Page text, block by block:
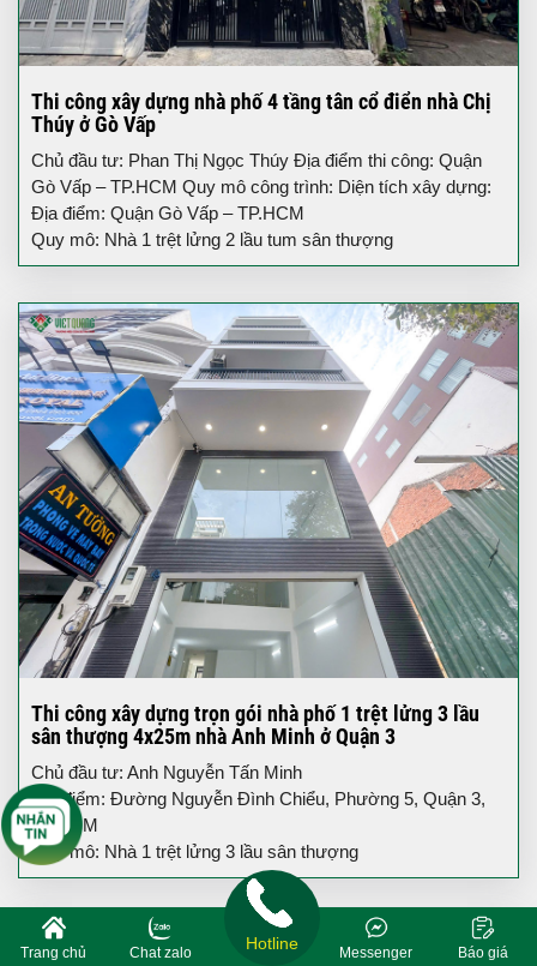
Thi công xây dựng nhà phố 4 tầng tân cổ điển nhà Chị
Thúy ở Gò Vấp
Chủ đầu tư: Phan Thị Ngọc Thúy Địa điểm thi công: Quận
Gò Vấp – TP.HCM Quy mô công trình: Diện tích xây dựng:
Địa điểm: Quận Gò Vấp – TP.HCM
Quy mô: Nhà 1 trệt lửng 2 lầu tum sân thượng
Thi công xây dựng trọn gói nhà phố 1 trệt lửng 3 lầu
sân thượng 4x25m nhà Anh Minh ở Quận 3
Chủ đầu tư: Anh Nguyễn Tấn Minh
Địa điểm: Đường Nguyễn Đình Chiểu, Phường 5, Quận 3,
TP.HCM
Quy mô: Nhà 1 trệt lửng 3 lầu sân thượng
Trang chủ Chat zalo Báo giá
Messenger
Hotline